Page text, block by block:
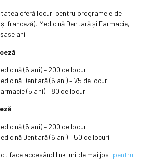
oferă locuri pentru programele de
franceză), Medicină Dentară și Farmacie,
ani.
(6 ani) – 200 de locuri
Dentară (6 ani) – 75 de locuri
(5 ani) – 80 de locuri
(6 ani) – 200 de locuri
Dentară (6 ani) – 50 de locuri
face accesând link-uri de mai jos: pentru